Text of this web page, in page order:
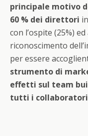
principale motivo
60 % dei direttori
con l’ospite (25%)
riconoscimento
per essere
strumento di
effetti sul team
tutti i collaboratori